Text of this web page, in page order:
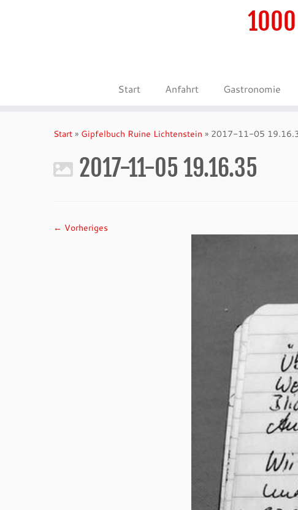
Start Anfahrt Gastronomie
Start » Gipfelbuch Ruine Lichtenstein » 2017-11-05
2017-11-05 19.16.35
← Vorheriges